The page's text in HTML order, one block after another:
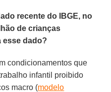
recente do IBGE, no
de crianças
esse dado?
condicionamentos que
infantil proibido
macro (modelo